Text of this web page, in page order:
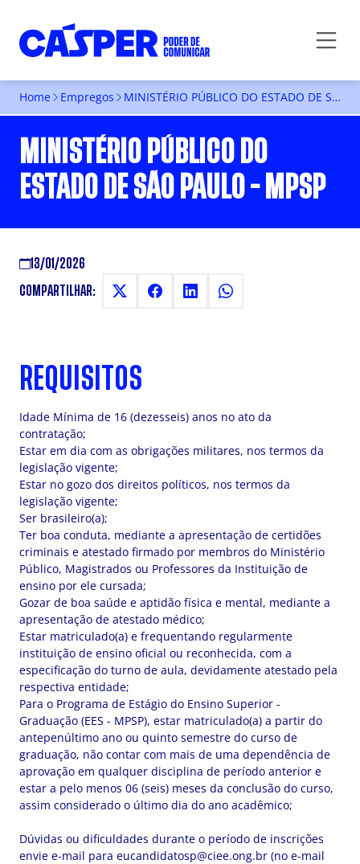
Home Empregos MINISTÉRIO PÚBLICO DO ESTADO DE SÃO PAULO – MPSP
MINISTÉRIO PÚBLICO DO
ESTADO DE SÃO PAULO - MPSP
13/01/2026
COMPARTILHAR:
REQUISITOS
Idade Mínima de 16 (dezesseis) anos no ato da
contratação;
Estar em dia com as obrigações militares, nos termos da
legislação vigente;
Estar no gozo dos direitos políticos, nos termos da
legislação vigente;
Ser brasileiro(a);
Ter boa conduta, mediante a apresentação de certidões
criminais e atestado firmado por membros do Ministério
Público, Magistrados ou Professores da Instituição de
ensino por ele cursada;
Gozar de boa saúde e aptidão física e mental, mediante a
apresentação de atestado médico;
Estar matriculado(a) e frequentando regularmente
instituição de ensino oficial ou reconhecida, com a
especificação do turno de aula, devidamente atestado pela
respectiva entidade;
Para o Programa de Estágio do Ensino Superior -
Graduação (EES - MPSP), estar matriculado(a) a partir do
antepenúltimo ano ou quinto semestre do curso de
graduação, não contar com mais de uma dependência de
aprovação em qualquer disciplina de período anterior e
estar a pelo menos 06 (seis) meses da conclusão do curso,
assim considerado o último dia do ano acadêmico;
Dúvidas ou dificuldades durante o período de inscrições
envie e-mail para eucandidatosp@ciee.ong.br (no e-mail